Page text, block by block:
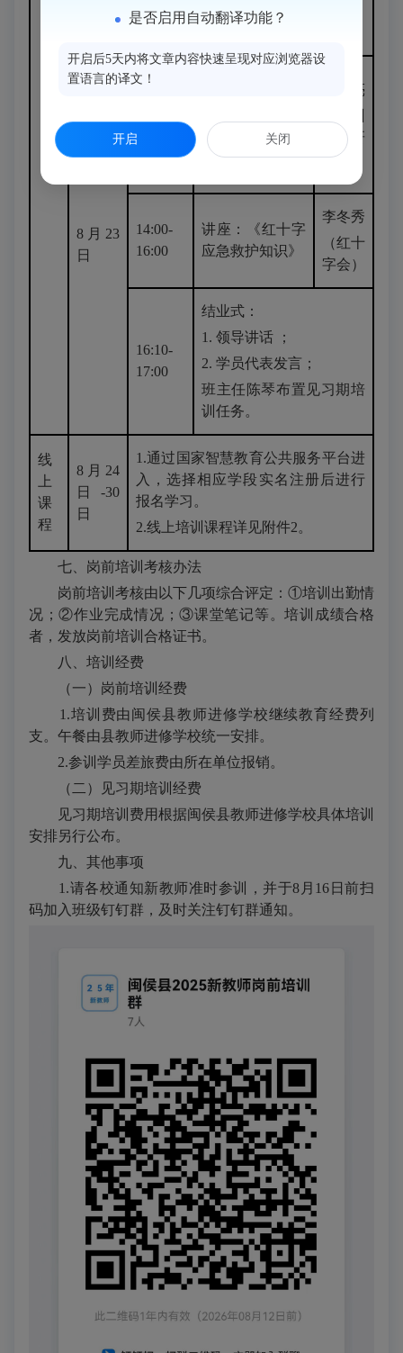
8月23
日
11:30
与创新实践》
——教学体系建
刘明亮
教育研
究院）
14:00-
16:00
讲座：《红十字
应急救护知识》
李冬秀
（红十
字会）
16:10-
17:00
结业式：
1. 领导讲话 ；
2. 学员代表发言；
班主任陈琴布置见习期培
训任务。
线
上
课
程
8月24
日-30
日
1.通过国家智慧教育公共服务平台进
入，选择相应学段实名注册后进行
报名学习。
2.线上培训课程详见附件2。
七、岗前培训考核办法
岗前培训考核由以下几项综合评定：①培训出勤情
况；②作业完成情况；③课堂笔记等。培训成绩合格
者，发放岗前培训合格证书。
八、培训经费
（一）岗前培训经费
1.培训费由闽侯县教师进修学校继续教育经费列
支。午餐由县教师进修学校统一安排。
2.参训学员差旅费由所在单位报销。
（二）见习期培训经费
见习期培训费用根据闽侯县教师进修学校具体培训
安排另行公布。
九、其他事项
1.请各校通知新教师准时参训，并于8月16日前扫
码加入班级钉钉群，及时关注钉钉群通知。
是否启用自动翻译功能？
开启后5天内将文章内容快速呈现对应浏览器设
置语言的译文！
开启 关闭